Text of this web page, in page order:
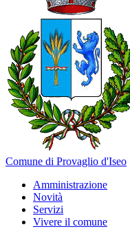
Comune di Provaglio d'Iseo
Amministrazione
Novità
Servizi
Vivere il comune